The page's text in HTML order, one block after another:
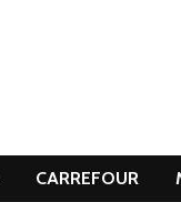
CARREFOUR